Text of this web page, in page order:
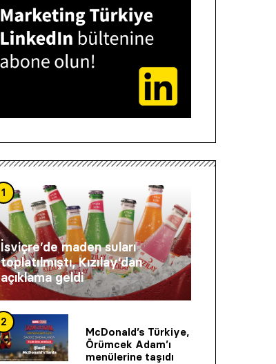
1
İsviçre’de maden suları
toplatılmıştı, Kızılay’dan
açıklama geldi
2
McDonald’s Türkiye,
Örümcek Adam’ı
menülerine taşıdı